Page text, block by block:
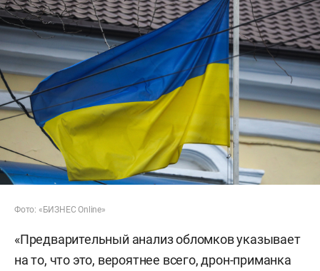
Фото: «БИЗНЕС Online»
«Предварительный анализ обломков указывает
на то, что это, вероятнее всего, дрон-приманка